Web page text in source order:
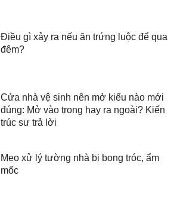
Điều gì xảy ra nếu ăn trứng luộc để qua
đêm?
Cửa nhà vệ sinh nên mở kiểu nào mới
đúng: Mở vào trong hay ra ngoài? Kiến
trúc sư trả lời
Mẹo xử lý tường nhà bị bong tróc, ẩm
mốc